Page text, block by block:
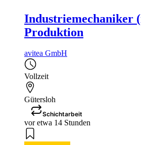
Industriemechaniker
Produktion
avitea GmbH
Vollzeit
Gütersloh
Schichtarbeit
vor etwa 14 Stunden